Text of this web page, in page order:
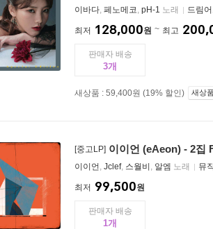
이바다, 페노메코, pH-1 노래 드림
최저 128,000원 최고
판매자 배송
3
새상품 : 59,400원 (19% 할인) 새상
[중고LP] 이이언 (eAeon) - 2집
이이언 , Jclef, 스월비 , 알엠 노래 뮤
최저 99,500원
판매자 배송
1